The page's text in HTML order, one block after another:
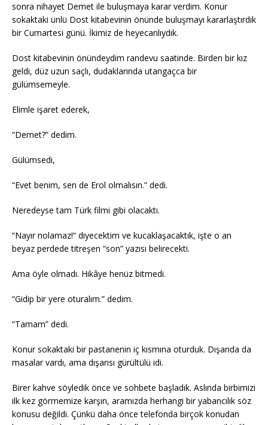
sonra nihayet Demet ile buluşmaya karar verdim. Konur
sokaktaki ünlü Dost kitabevinin önünde buluşmayı kararlaştırdık
bir Cumartesi günü. İkimiz de heyecanlıydık.
Dost kitabevinin önündeydim randevu saatinde. Birden bir kız
geldi, düz uzun saçlı, dudaklarında utangaçca bir
gülümsemeyle.
Elimle işaret ederek,
“Demet?” dedim.
Gülümsedi,
“Evet benim, sen de Erol olmalısın.” dedi.
Neredeyse tam Türk filmi gibi olacaktı.
“Nayır nolamaz!“ diyecektim ve kucaklaşacaktık, işte o an
beyaz perdede titreşen “son” yazısı belirecekti.
Ama öyle olmadı. Hikâye henüz bitmedi.
“Gidip bir yere oturalım.” dedim.
“Tamam” dedi.
Konur sokaktaki bir pastanenin iç kısmına oturduk. Dışarıda da
masalar vardı, ama dışarısı gürültülü idi.
Birer kahve söyledik önce ve sohbete başladık. Aslında birbimizi
ilk kez görmemize karşın, aramızda herhangi bir yabancılık söz
konusu değildi. Çünkü daha önce telefonda birçok konudan